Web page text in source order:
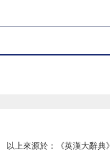
以上來源於：《英漢大辭典》